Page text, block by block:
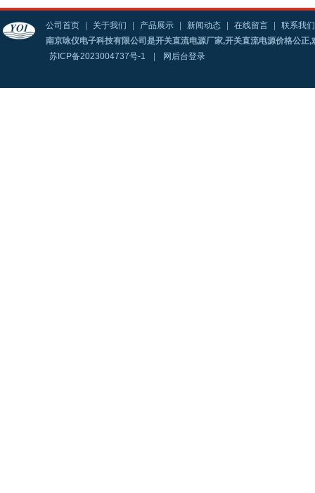
公司首页 关于我们 产品展示 新闻动态 在线留言
联系我们
南京咏仪电子科技有限公司是开关直流电源厂家,开关直流电源价格公正
苏ICP备2023004737号-1
网后台登录